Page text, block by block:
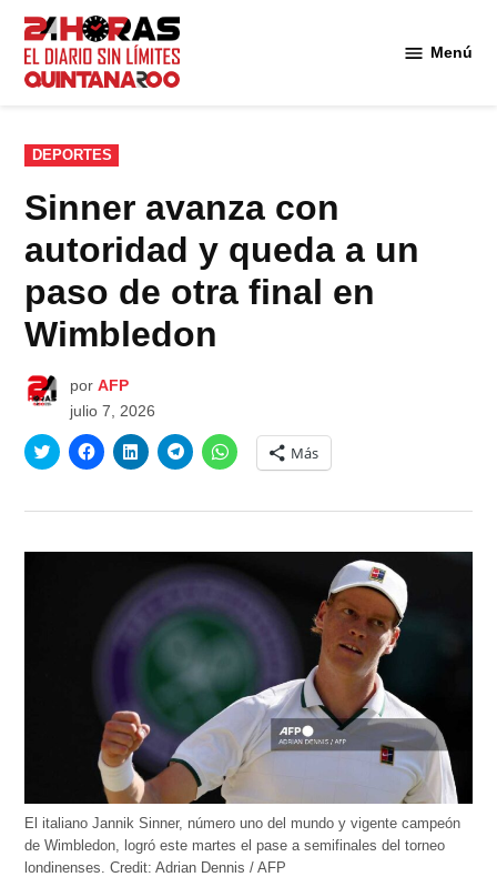
Saltar
contenido
Menú
PUBLICADO
EN
DEPORTES
Sinner avanza con
autoridad y queda a un
paso de otra final en
Wimbledon
por AFP
julio 7, 2026
Haz
clic
en
abre
Haz
clic
en
abre
ventana
nueva)
Haz
clic
en
abre
una
ventana
nueva)
Haz
clic
en
abre
en
una
ventana
nueva)
Haz
clic
para
en
abre
una
ventana
nueva)
Más
El italiano Jannik Sinner, número uno del mundo y vigente campeón
de Wimbledon, logró este martes el pase a semifinales del torneo
londinenses.Credit: Adrian Dennis / AFP